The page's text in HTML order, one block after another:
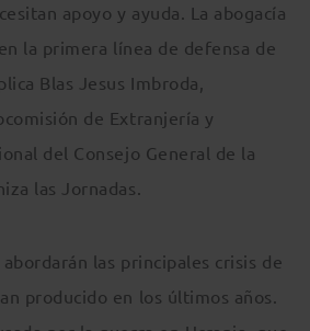
apoyo y ayuda. La abogacía
la primera línea de defensa de
Blas Jesus Imbroda,
de Extranjería y
del Consejo General de la
las Jornadas.
las principales crisis de
producido en los últimos años.